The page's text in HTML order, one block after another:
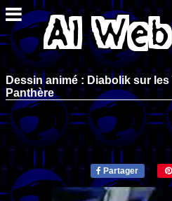
Dessin animé : Diabolik sur les
Panthère
Partager